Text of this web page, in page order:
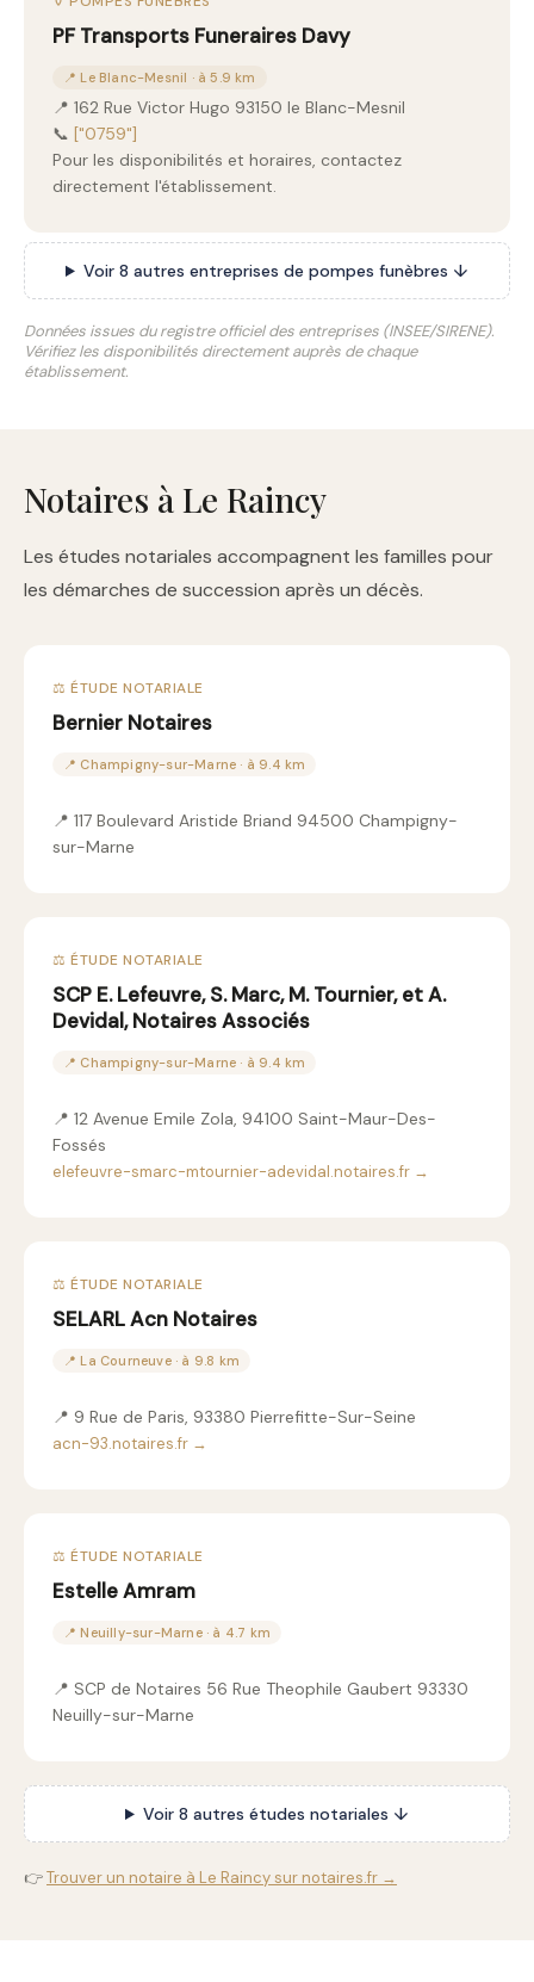
PF Transports Funeraires Davy
📍 Le Blanc-Mesnil · à 5.9 km
📍 162 Rue Victor Hugo 93150 le Blanc-Mesnil
📞 ["0759"]
Pour les disponibilités et horaires, contactez
directement l'établissement.
Voir 8 autres entreprises de pompes funèbres ↓
Données issues du registre officiel des entreprises (INSEE/SIRENE).
Vérifiez les disponibilités directement auprès de chaque
établissement.
Notaires à Le Raincy
Les études notariales accompagnent les familles pour
les démarches de succession après un décès.
⚖️ ÉTUDE NOTARIALE
Bernier Notaires
📍 Champigny-sur-Marne · à 9.4 km
📍 117 Boulevard Aristide Briand 94500 Champigny-
sur-Marne
⚖️ ÉTUDE NOTARIALE
SCP E. Lefeuvre, S. Marc, M. Tournier, et A.
Devidal, Notaires Associés
📍 Champigny-sur-Marne · à 9.4 km
📍 12 Avenue Emile Zola, 94100 Saint-Maur-Des-
Fossés
elefeuvre-smarc-mtournier-adevidal.notaires.fr →
⚖️ ÉTUDE NOTARIALE
SELARL Acn Notaires
📍 La Courneuve · à 9.8 km
📍 9 Rue de Paris, 93380 Pierrefitte-Sur-Seine
acn-93.notaires.fr →
⚖️ ÉTUDE NOTARIALE
Estelle Amram
📍 Neuilly-sur-Marne · à 4.7 km
📍 SCP de Notaires 56 Rue Theophile Gaubert 93330
Neuilly-sur-Marne
Voir 8 autres études notariales ↓
👉Trouver un notaire à Le Raincy sur notaires.fr →